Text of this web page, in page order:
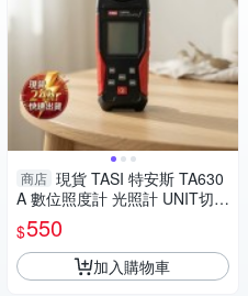
商店 現貨 TASI 特安斯 TA630
A 數位照度計 光照計 UNIT切換
HOLD鎖定 MAX/MIN 10-7
$550
加入購物車